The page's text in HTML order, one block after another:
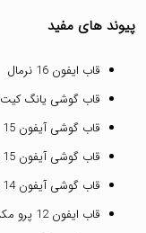
پیوند های مفید
قاب ایفون 16 نرمال
قاب گوشی یانگ کیت
قاب گوشی آیفون 15
قاب گوشی آیفون 15 پرو مکس
قاب گوشی آیفون 14 پرو مکس
قاب ایفون 12 پرو مکس